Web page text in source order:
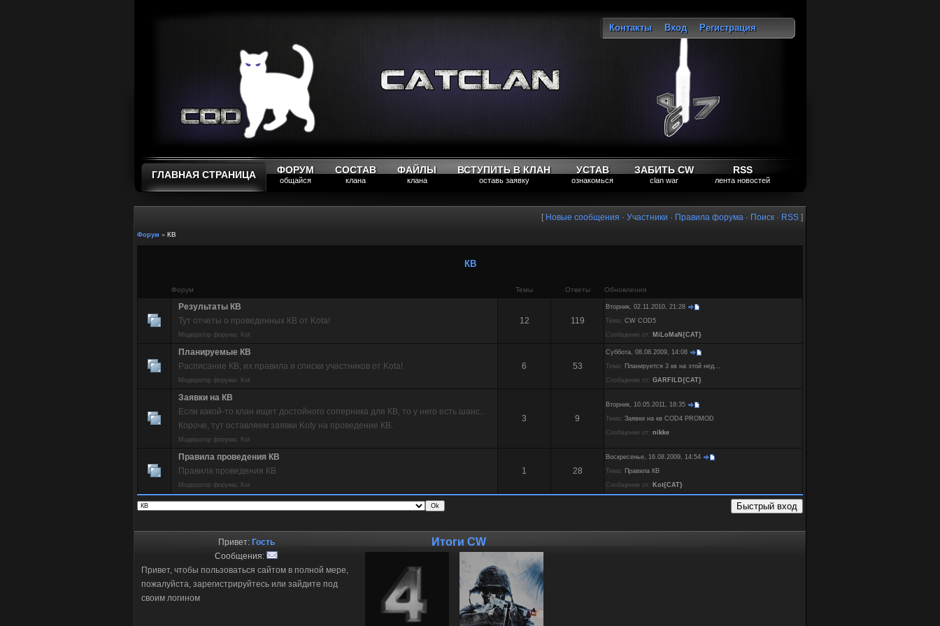
Контакты Вход
Регистрация
ГЛАВНАЯ СТРАНИЦА ФОРУМ
общайся
СОСТАВ
клана
ФАЙЛЫ
клана
ВСТУПИТЬ В КЛАН
оставь заявку
УСТАВ
ознакомься
ЗАБИТЬ CW
clan war
RSS
лента новостей
[ Новые сообщения · Участники · Правила форума · Поиск · RSS ]
Форум » КВ
КВ
Форум Темы Ответы Обновления
Результаты КВ
Тут отчеты о проведенных КВ от Kota!
Модератор форума: Kot
12 119
Вторник, 02.11.2010, 21:28
Тема: CW COD5
Сообщение от: MiLoMaN{CAT}
Планируемые КВ
Расписание КВ, их правила и списки участников от Kota!
Модератор форума: Kot
6 53
Суббота, 08.08.2009, 14:08
Тема: Планируется 3 кв на этой нед...
Сообщение от: GARFILD{CAT}
Заявки на КВ
Если какой-то клан ищет достойного соперника для КВ, то у него есть шанс...
Короче, тут оставляем заявки Kotу на проведение КВ.
Модератор форума: Kot
3 9
Вторник, 10.05.2011, 18:35
Тема: Заявки на кв COD4 PROMOD
Сообщение от: nikke
Правила проведения КВ
Правила проведения КВ
Модератор форума: Kot
1 28
Воскресенье, 16.08.2009, 14:54
Тема: Правила КВ
Сообщение от: Kot{CAT}
Привет: Гость
Сообщения:
Привет, чтобы пользоваться сайтом в полной мере,
пожалуйста, зарегистрируйтесь или зайдите под
своим логином
Итоги CW